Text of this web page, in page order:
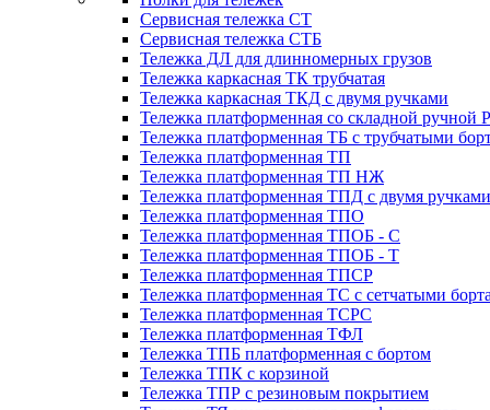
Сервисная тележка СТ
Сервисная тележка СТБ
Тележка ДЛ для длинномерных грузов
Тележка каркасная ТК трубчатая
Тележка каркасная ТКД с двумя ручками
Тележка платформенная со складной ручной
Тележка платформенная ТБ с трубчатыми
Тележка платформенная ТП
Тележка платформенная ТП НЖ
Тележка платформенная ТПД с двумя ручками
Тележка платформенная ТПО
Тележка платформенная ТПОБ - С
Тележка платформенная ТПОБ - Т
Тележка платформенная ТПСР
Тележка платформенная ТС с сетчатыми
Тележка платформенная ТСРС
Тележка платформенная ТФЛ
Тележка ТПБ платформенная с бортом
Тележка ТПК с корзиной
Тележка ТПР с резиновым покрытием